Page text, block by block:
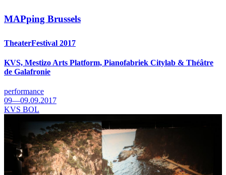
MAPping Brussels
TheaterFestival 2017
KVS, Mestizo Arts Platform, Pianofabriek Citylab & Théâtre
de Galafronie
performance
09—09.09.2017
KVS BOL